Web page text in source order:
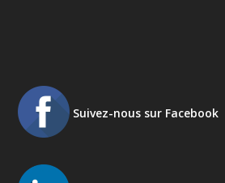
Suivez-nous sur Facebook